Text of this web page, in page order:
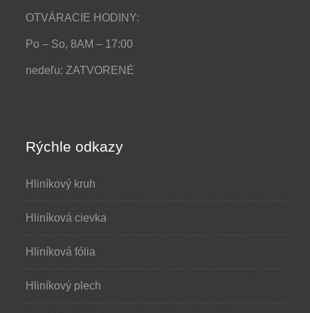
OTVÁRACIE HODINY:
Po – So, 8AM – 17:00
nedeľu: ZATVORENÉ
Rýchle odkazy
Hliníkový kruh
Hliníková cievka
Hliníková fólia
Hliníkový plech